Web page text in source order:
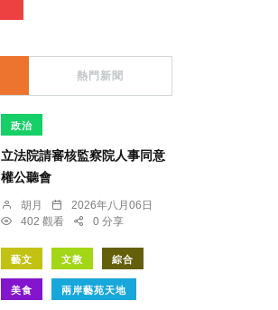
熱門新聞
政治
立法院請審核監察院人事同意
權公聽會
胡月
2026年八月06日
402 觀看
0 分享
藝文 文教 綜合
美食 兩岸藝苑天地